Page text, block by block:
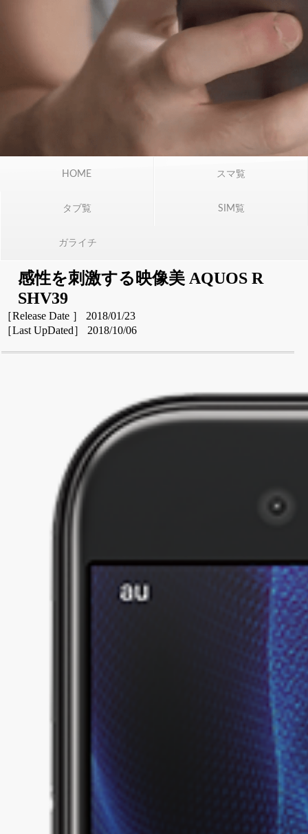
HOME スマ覧
タブ覧 SIM覧
ガライチ
感性を刺激する映像美 AQUOS R
SHV39
［Release Date ］ 2018/01/23
［Last UpDated］ 2018/10/06